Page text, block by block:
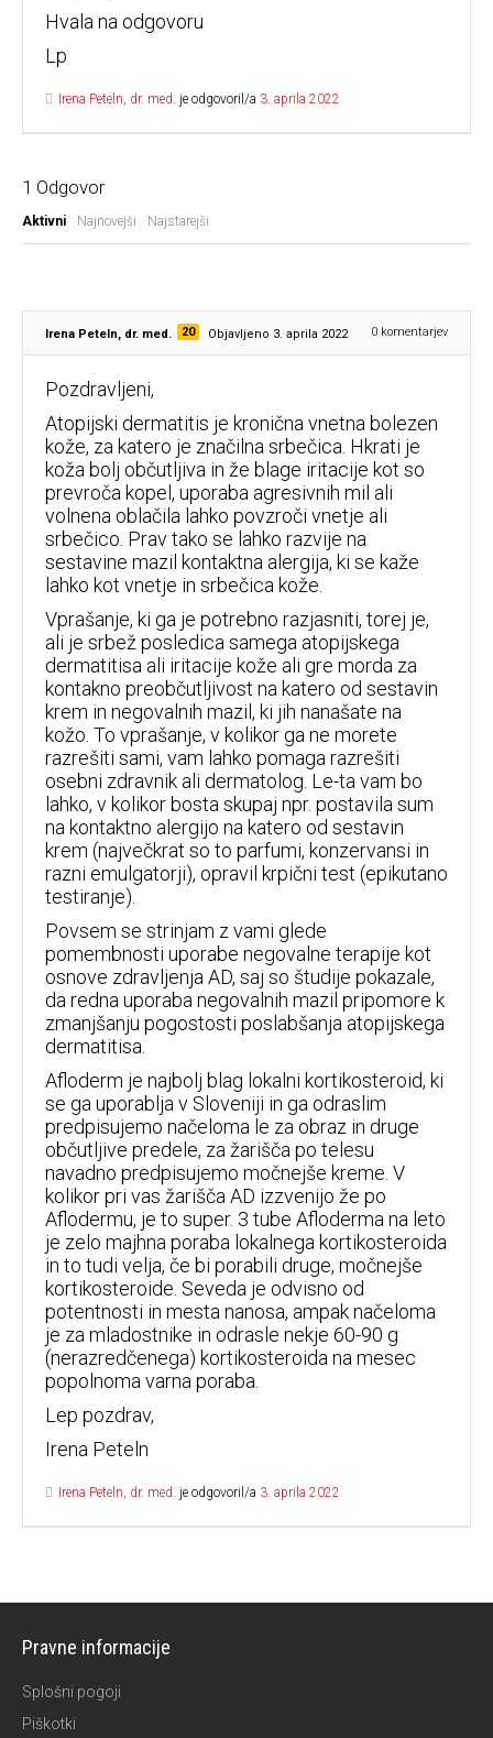
Hvala na odgovoru
Lp
Irena Peteln, dr. med. je odgovoril/a 3. aprila 2022
1 Odgovor
Aktivni Najnovejši Najstarejši
Irena Peteln, dr. med. 20 Objavljeno 3. aprila 2022 0 komentarjev
Pozdravljeni,
Atopijski dermatitis je kronična vnetna bolezen
kože, za katero je značilna srbečica. Hkrati je
koža bolj občutljiva in že blage iritacije kot so
prevroča kopel, uporaba agresivnih mil ali
volnena oblačila lahko povzroči vnetje ali
srbečico. Prav tako se lahko razvije na
sestavine mazil kontaktna alergija, ki se kaže
lahko kot vnetje in srbečica kože.
Vprašanje, ki ga je potrebno razjasniti, torej je,
ali je srbež posledica samega atopijskega
dermatitisa ali iritacije kože ali gre morda za
kontakno preobčutljivost na katero od sestavin
krem in negovalnih mazil, ki jih nanašate na
kožo. To vprašanje, v kolikor ga ne morete
razrešiti sami, vam lahko pomaga razrešiti
osebni zdravnik ali dermatolog. Le-ta vam bo
lahko, v kolikor bosta skupaj npr. postavila sum
na kontaktno alergijo na katero od sestavin
krem (največkrat so to parfumi, konzervansi in
razni emulgatorji), opravil krpični test (epikutano
testiranje).
Povsem se strinjam z vami glede
pomembnosti uporabe negovalne terapije kot
osnove zdravljenja AD, saj so študije pokazale,
da redna uporaba negovalnih mazil pripomore k
zmanjšanju pogostosti poslabšanja atopijskega
dermatitisa.
Afloderm je najbolj blag lokalni kortikosteroid, ki
se ga uporablja v Sloveniji in ga odraslim
predpisujemo načeloma le za obraz in druge
občutljive predele, za žarišča po telesu
navadno predpisujemo močnejše kreme. V
kolikor pri vas žarišča AD izzvenijo že po
Aflodermu, je to super. 3 tube Afloderma na leto
je zelo majhna poraba lokalnega kortikosteroida
in to tudi velja, če bi porabili druge, močnejše
kortikosteroide. Seveda je odvisno od
potentnosti in mesta nanosa, ampak načeloma
je za mladostnike in odrasle nekje 60-90 g
(nerazredčenega) kortikosteroida na mesec
popolnoma varna poraba.
Lep pozdrav,
Irena Peteln
Irena Peteln, dr. med. je odgovoril/a 3. aprila 2022
Pravne informacije
Splošni pogoji
Piškotki